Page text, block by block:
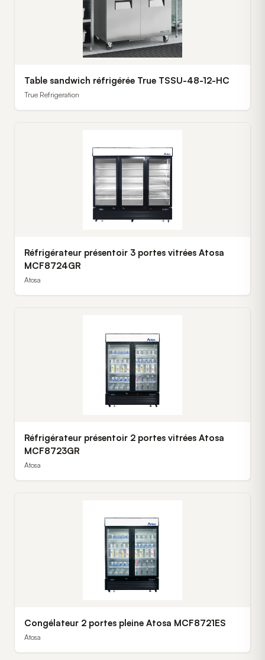
Table sandwich réfrigérée True TSSU-48-12-HC
True Refrigeration
Réfrigérateur présentoir 3 portes vitrées Atosa
MCF8724GR
Atosa
Réfrigérateur présentoir 2 portes vitrées Atosa
MCF8723GR
Atosa
Congélateur 2 portes pleine Atosa MCF8721ES
Atosa